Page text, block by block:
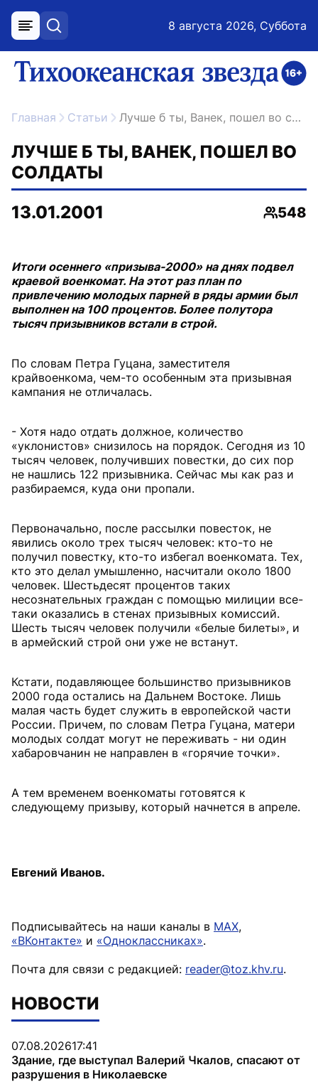
меню поиск 8 августа 2026, Суббота
ссылка на главную
Главная Статьи Лучше б ты, Ванек, пошел во солдаты
ЛУЧШЕ Б ТЫ, ВАНЕК, ПОШЕЛ ВО
СОЛДАТЫ
13.01.2001
548
Итоги осеннего «призыва-2000» на днях подвел
краевой военкомат. На этот раз план по
привлечению молодых парней в ряды армии был
выполнен на 100 процентов. Более полутора
тысяч призывников встали в строй.
По словам Петра Гуцана, заместителя
крайвоенкома, чем-то особенным эта призывная
кампания не отличалась.
- Хотя надо отдать должное, количество
«уклонистов» снизилось на порядок. Сегодня из 10
тысяч человек, получивших повестки, до сих пор
не нашлись 122 призывника. Сейчас мы как раз и
разбираемся, куда они пропали.
Первоначально, после рассылки повесток, не
явились около трех тысяч человек: кто-то не
получил повестку, кто-то избегал военкомата. Тех,
кто это делал умышленно, насчитали около 1800
человек. Шестьдесят процентов таких
несознательных граждан с помощью милиции все-
таки оказались в стенах призывных комиссий.
Шесть тысяч человек получили «белые билеты», и
в армейский строй они уже не встанут.
Кстати, подавляющее большинство призывников
2000 года остались на Дальнем Востоке. Лишь
малая часть будет служить в европейской части
России. Причем, по словам Петра Гуцана, матери
молодых солдат могут не переживать - ни один
хабаровчанин не направлен в «горячие точки».
А тем временем военкоматы готовятся к
следующему призыву, который начнется в апреле.
Евгений Иванов.
Подписывайтесь на наши каналы в MAX,
«ВКонтакте» и «Одноклассниках».
Почта для связи с редакцией: reader@toz.khv.ru.
НОВОСТИ
07.08.202617:41
Здание, где выступал Валерий Чкалов, спасают от
разрушения в Николаевске